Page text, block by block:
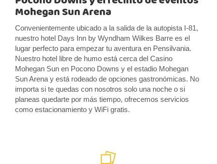
Mohegan Sun Arena
Convenientemente ubicado a la salida de la autopista I-81,
nuestro hotel Days Inn by Wyndham Wilkes Barre es el
lugar perfecto para empezar tu aventura en Pensilvania.
Nuestro hotel libre de humo está cerca del Casino
Mohegan Sun en Pocono Downs y el estadio Mohegan
Sun Arena y está rodeado de opciones gastronómicas. No
importa si te quedas con nosotros solo una noche o si
planeas quedarte por más tiempo, ofrecemos servicios
como estacionamiento y WiFi gratis.